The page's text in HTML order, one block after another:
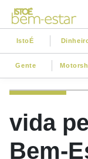
IstoÉ
Gente
vida
Bem-